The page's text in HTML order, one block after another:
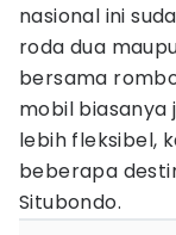
nasional ini
roda dua
bersama
mobil biasanya
lebih fleksibel,
beberapa
Situbondo.